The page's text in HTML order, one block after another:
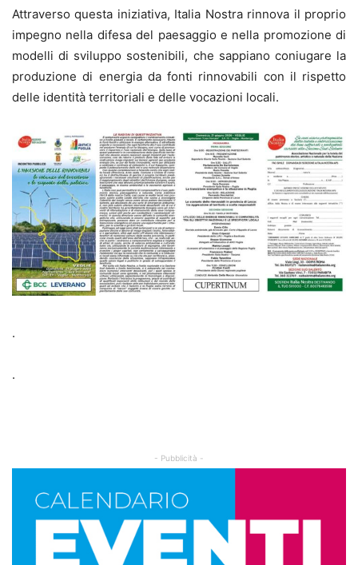
Attraverso questa iniziativa, Italia Nostra rinnova il proprio
impegno nella difesa del paesaggio e nella promozione di
modelli di sviluppo sostenibili, che sappiano coniugare la
produzione di energia da fonti rinnovabili con il rispetto
delle identità territoriali e delle vocazioni locali.
.
.
- Pubblicità -